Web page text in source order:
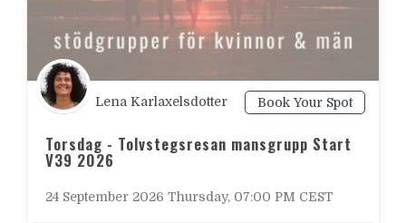
Lena Karlaxelsdotter Book Your Spot
Torsdag - Tolvstegsresan mansgrupp Start
V39 2026
24 September 2026 Thursday, 07:00 PM CEST